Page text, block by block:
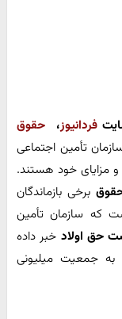
فردانیوز، حقوق
تأمین اجتماعی
مزایای خود هستند.
برخی بازماندگان
که سازمان تأمین
خبر داده
به جمعیت میلیونی